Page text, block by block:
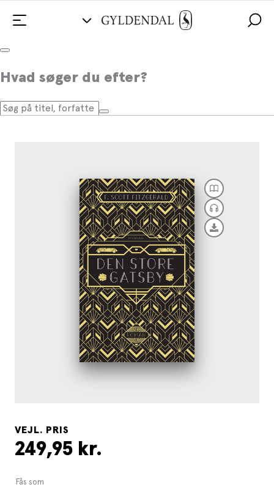
Hvad søger du efter?
Den store Gatsby
VEJL. PRIS
249,95 kr.
Fås som